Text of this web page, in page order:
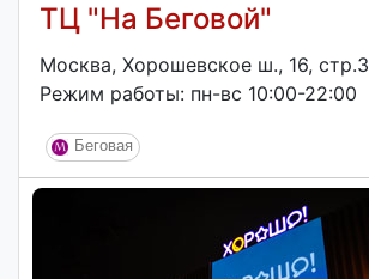
ТЦ "На Беговой"
Москва, Хорошевское ш., 16, стр.3
Режим работы: пн-вс 10:00-22:00
Беговая